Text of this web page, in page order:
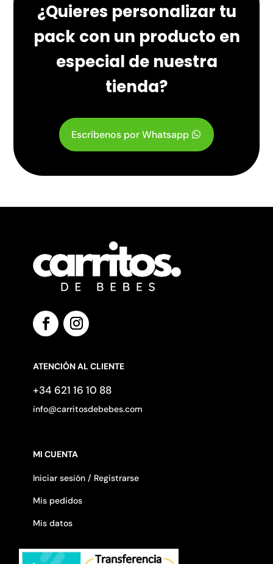
¿Quieres personalizar tu
pack con un producto en
especial de nuestra
tienda?
Escríbenos por Whatsapp
ATENCIÓN AL CLIENTE
+34 621 16 10 88
info@carritosdebebes.com
MI CUENTA
Iniciar sesión / Registrarse
Mis pedidos
Mis datos